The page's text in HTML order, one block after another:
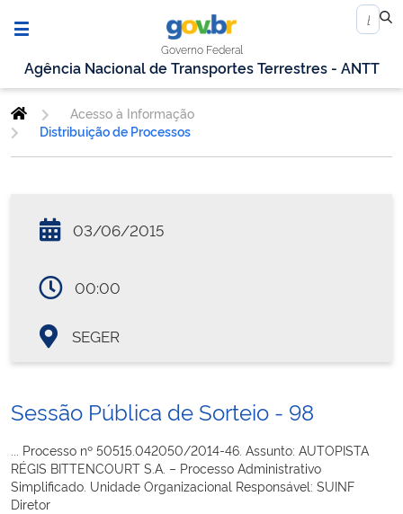
Governo Federal
Agência Nacional de Transportes Terrestres - ANTT
Acesso à Informação
Distribuição de Processos
03/06/2015
00:00
SEGER
Sessão Pública de Sorteio - 98
... Processo nº 50515.042050/2014-46. Assunto: AUTOPISTA
RÉGIS BITTENCOURT S.A. – Processo Administrativo
Simplificado. Unidade Organizacional Responsável: SUINF
Diretor